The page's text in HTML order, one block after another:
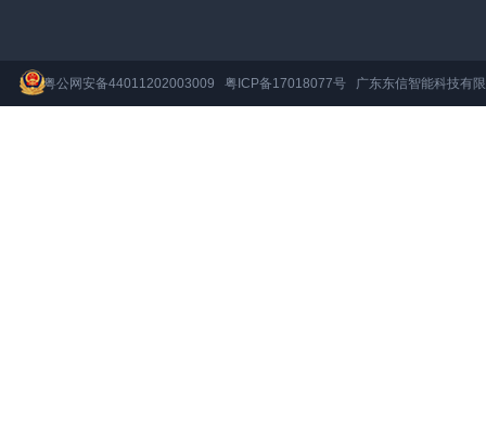
粤公网安备44011202003009 粤ICP备17018077号 广东东信智能科技有